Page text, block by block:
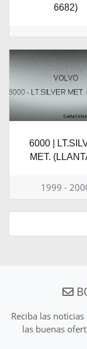
6682)
6000 |
MET.
1999 -
Reciba las
las buenas